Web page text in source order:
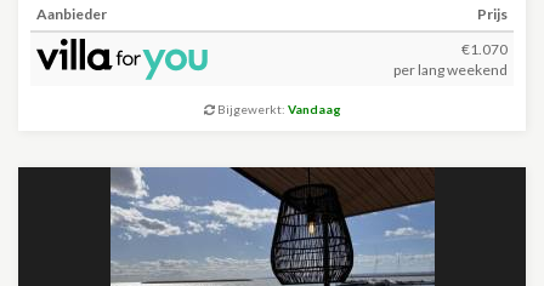
Aanbieder
Prijs
€1.070
per lang weekend
Bijgewerkt: Vandaag